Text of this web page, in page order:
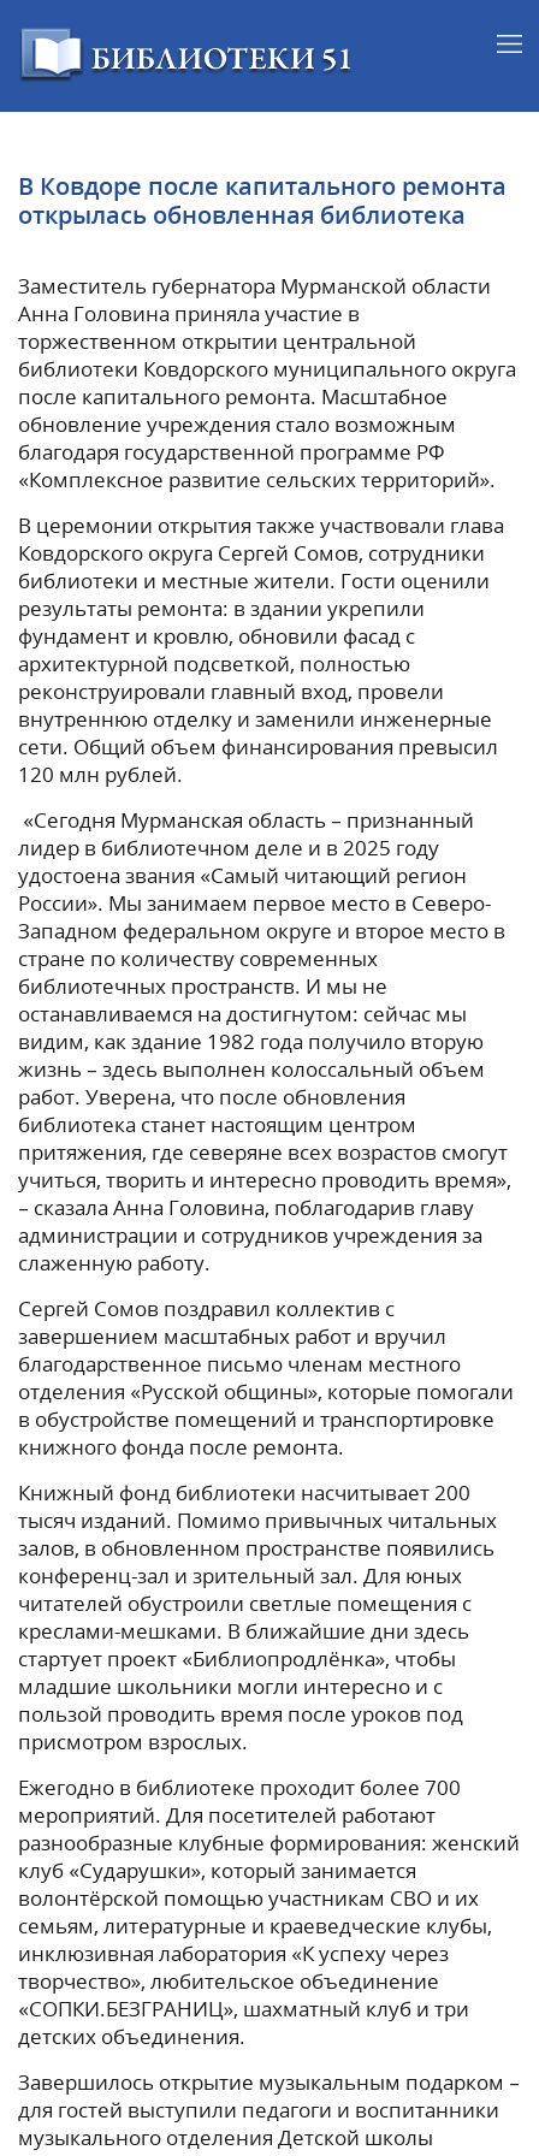
В Ковдоре после капитального ремонта
открылась обновленная библиотека
Заместитель губернатора Мурманской области
Анна Головина приняла участие в
торжественном открытии центральной
библиотеки Ковдорского муниципального округа
после капитального ремонта. Масштабное
обновление учреждения стало возможным
благодаря государственной программе РФ
«Комплексное развитие сельских территорий».
В церемонии открытия также участвовали глава
Ковдорского округа Сергей Сомов, сотрудники
библиотеки и местные жители. Гости оценили
результаты ремонта: в здании укрепили
фундамент и кровлю, обновили фасад с
архитектурной подсветкой, полностью
реконструировали главный вход, провели
внутреннюю отделку и заменили инженерные
сети. Общий объем финансирования превысил
120 млн рублей.
«Сегодня Мурманская область – признанный
лидер в библиотечном деле и в 2025 году
удостоена звания «Самый читающий регион
России». Мы занимаем первое место в Северо-
Западном федеральном округе и второе место в
стране по количеству современных
библиотечных пространств. И мы не
останавливаемся на достигнутом: сейчас мы
видим, как здание 1982 года получило вторую
жизнь – здесь выполнен колоссальный объем
работ. Уверена, что после обновления
библиотека станет настоящим центром
притяжения, где северяне всех возрастов смогут
учиться, творить и интересно проводить время»,
– сказала Анна Головина, поблагодарив главу
администрации и сотрудников учреждения за
слаженную работу.
Сергей Сомов поздравил коллектив с
завершением масштабных работ и вручил
благодарственное письмо членам местного
отделения «Русской общины», которые помогали
в обустройстве помещений и транспортировке
книжного фонда после ремонта.
Книжный фонд библиотеки насчитывает 200
тысяч изданий. Помимо привычных читальных
залов, в обновленном пространстве появились
конференц-зал и зрительный зал. Для юных
читателей обустроили светлые помещения с
креслами-мешками. В ближайшие дни здесь
стартует проект «Библиопродлёнка», чтобы
младшие школьники могли интересно и с
пользой проводить время после уроков под
присмотром взрослых.
Ежегодно в библиотеке проходит более 700
мероприятий. Для посетителей работают
разнообразные клубные формирования: женский
клуб «Сударушки», который занимается
волонтёрской помощью участникам СВО и их
семьям, литературные и краеведческие клубы,
инклюзивная лаборатория «К успеху через
творчество», любительское объединение
«СОПКИ.БЕЗГРАНИЦ», шахматный клуб и три
детских объединения.
Завершилось открытие музыкальным подарком –
для гостей выступили педагоги и воспитанники
музыкального отделения Детской школы